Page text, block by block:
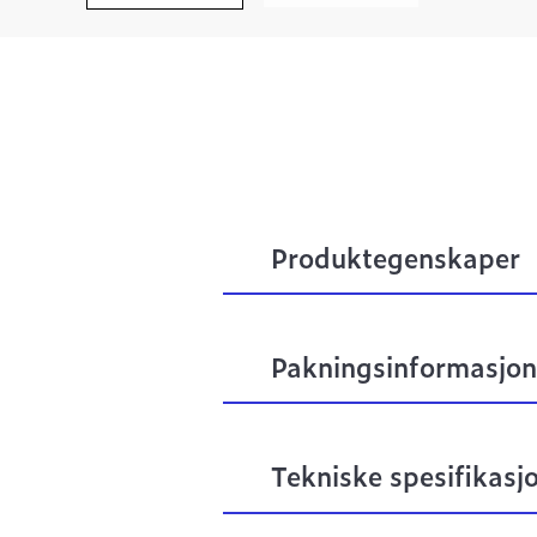
Produktegenskaper
Pakningsinformasjon
Tekniske